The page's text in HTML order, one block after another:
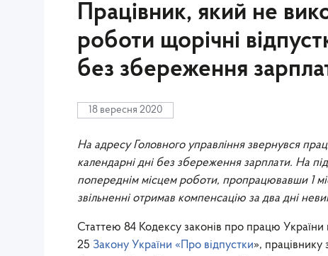
Працівник, який не
роботи щорічні
без збереження
18 вересня 2020
На адресу Головного управління звернувся
календарні дні без збереження зарплати. На
попереднім місцем роботи, пропрацювавши 1
звільненні отримав компенсацію за два дні
Статтею 84 Кодексу законів про працю
25 Закону України «Про відпустки», працівнику